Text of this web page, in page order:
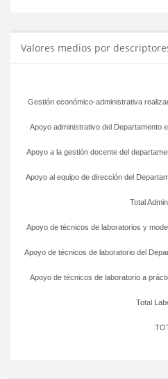
Valores medios por
Total
Apoyo de técnicos de laboratorio a
Apoyo de técnicos de laboratorio del
Apoyo de técnicos de laboratorios y
Total
Apoyo al equipo de dirección del
Apoyo a la gestión docente del
Apoyo administrativo del Departamento
Gestión económico-administrativa